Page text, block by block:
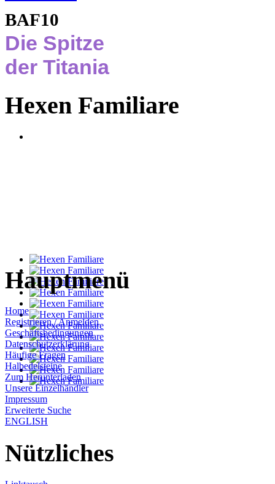
BAF10
Die Spitze
der Titania
Hexen Familiare
Hauptmenü
Home
Registrieren / Anmelden
Geschäftsbedingungen
Datenschutzerklärung
Häufige Fragen
Halbedelsteine
Zum Herunterladen
Unsere Einzelhändler
Impressum
Erweiterte Suche
ENGLISH
Nützliches